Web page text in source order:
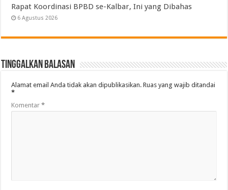
Rapat Koordinasi BPBD se-Kalbar, Ini yang Dibahas
6 Agustus 2026
Tinggalkan Balasan
Alamat email Anda tidak akan dipublikasikan. Ruas yang wajib ditandai
*
Komentar*